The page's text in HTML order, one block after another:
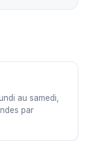
au samedi,
par